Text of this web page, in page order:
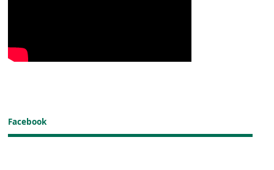
Facebook